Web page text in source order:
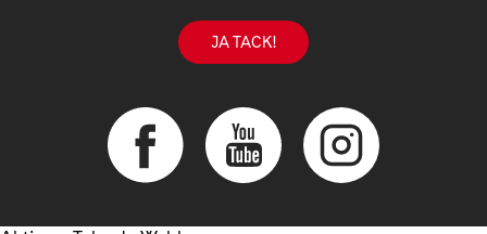
JA TACK!